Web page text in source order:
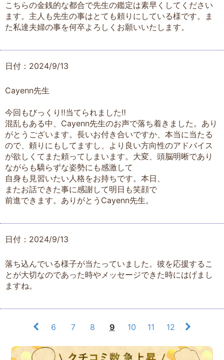
こちらの金銭的な都合で先生の鑑定は素早くしてください
ます。主人も先生の事はとても頼りにしている様です。ま
た私達夫婦の事を何卒よろしくお願いいたします。
日付：2024/9/13
Cayenn先生
今回もびっくり‼️当てられました‼️
混乱もある中、Cayenn先生のお声で落ち着きました。あり
がとうございます。長いお付き合いですか、本当に当たる
ので、頼りにもしてますし、より良い方向性のアドバイス
が欲しくてまた頼ってしまいます。大変、頭脳明晰であり
ながらも驕らずな姿勢にも感激して
自身も見習いたい人格をお持ちです。本日、
またお話できた事に感謝して明日も笑顔で
前進できます。ありがとうCayenn先生。
日付：2024/9/13
落ち込んでいる様子が当たっていました。彼を応援するこ
とが大切なのであった時やメッセージできた時にはげまし
ますね。
6 7 8 9 10 11 12